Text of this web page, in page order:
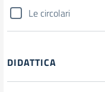
Le circolari
DIDATTICA